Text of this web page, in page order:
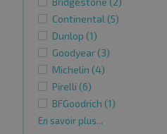
Continental (5)
Dunlop (1)
Goodyear (3)
Michelin (4)
Pirelli (6)
BFGoodrich (1)
En savoir plus...